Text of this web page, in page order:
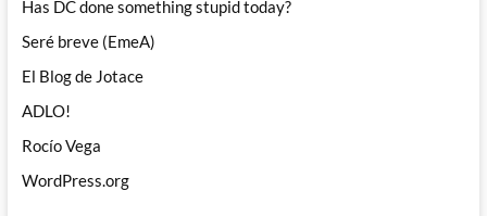
Has DC done something stupid today?
Seré breve (EmeA)
El Blog de Jotace
ADLO!
Rocío Vega
WordPress.org